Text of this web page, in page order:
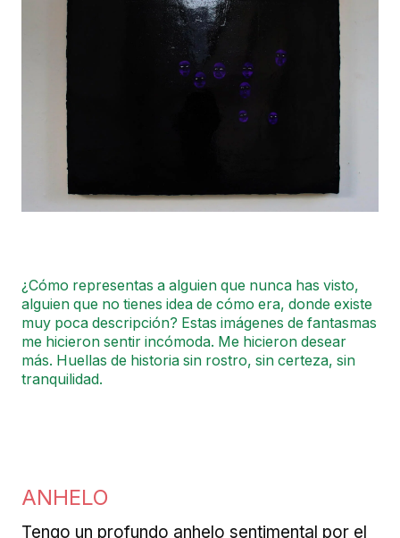
¿Cómo representas a alguien que nunca has visto,
alguien que no tienes idea de cómo era, donde existe
muy poca descripción? Estas imágenes de fantasmas
me hicieron sentir incómoda. Me hicieron desear
más. Huellas de historia sin rostro, sin certeza, sin
tranquilidad.
ANHELO
Tengo un profundo anhelo sentimental por el